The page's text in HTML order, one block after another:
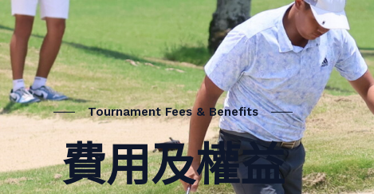
Tournament Fees & Benefits
費⽤及權益